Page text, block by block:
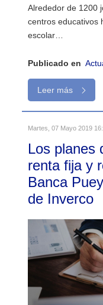
Alrededor de 1200
centros educativos
escolar…
Publicado en
Leer más
Martes, 07 Mayo 2019
Los planes
renta fija y
Banca
de Inverco